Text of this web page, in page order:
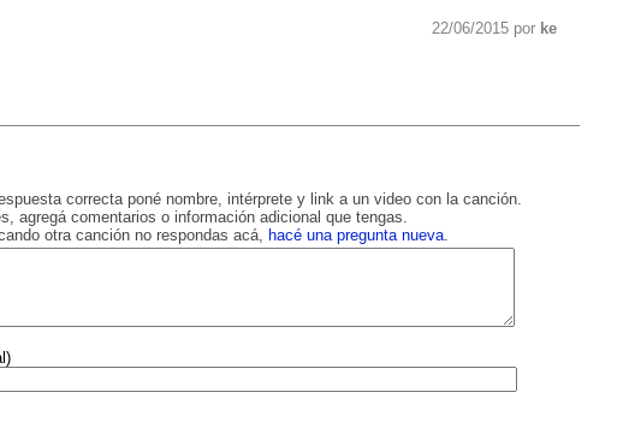
22/06/2015 por ke
correcta poné nombre, intérprete y link a un video con la canción.
agregá comentarios o información adicional que tengas.
otra canción no respondas acá, hacé una pregunta nueva.